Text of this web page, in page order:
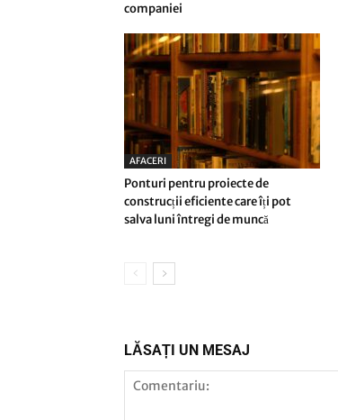
companiei
AFACERI
Ponturi pentru proiecte de
construcții eficiente care îți pot
salva luni întregi de muncă
LĂSAȚI UN MESAJ